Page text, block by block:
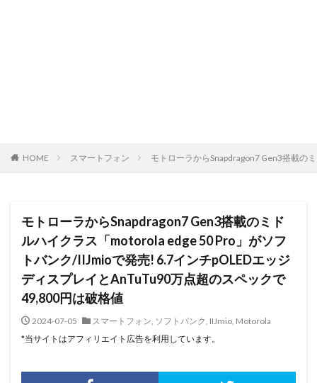
HOME スマートフォン モトローラからSnapdragon7 Gen3搭載の
モトローラからSnapdragon7 Gen3搭載のミド
ルハイクラス「motorola edge 50 Pro」がソフ
トバンク/IIJmioで発売! 6.7インチpOLEDエッジ
ディスプレイとAnTuTu90万点超のスペックで
49,800円は破格値
2024-07-05 スマートフォン, ソフトバンク, IIJmio, Motorola
*当サイトはアフィリエイト広告を利用しています。